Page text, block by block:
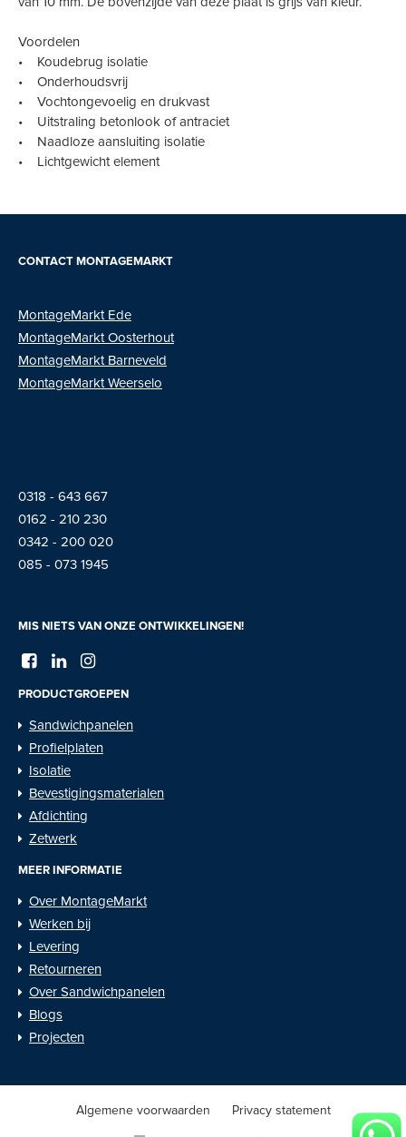
Voordelen
• Koudebrug isolatie
• Onderhoudsvrij
• Vochtongevoelig en drukvast
• Uitstraling betonlook of antraciet
• Naadloze aansluiting isolatie
• Lichtgewicht element
CONTACT MONTAGEMARKT
MontageMarkt Ede
MontageMarktOosterhout
MontageMarkt Barneveld
MontageMarkt Weerselo
0318 - 643 667
0162 - 210 230
0342 - 200 020
085 - 073 1945
MIS NIETS VAN ONZE ONTWIKKELINGEN!
PRODUCTGROEPEN
Sandwichpanelen
Profielplaten
Isolatie
Bevestigingsmaterialen
Afdichting
Zetwerk
MEER INFORMATIE
Over MontageMarkt
Werken bij
Levering
Retourneren
Over Sandwichpanelen
Blogs
Projecten
Algemene voorwaarden Privacy statement